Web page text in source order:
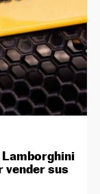
Lamborghini
vender sus